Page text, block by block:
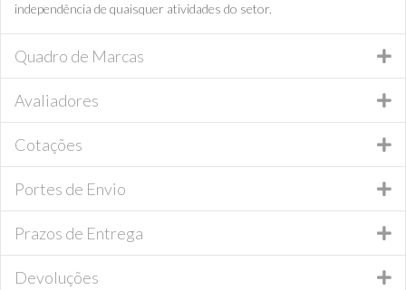
independência de quaisquer atividades do setor.
Quadro de Marcas
Avaliadores
Cotações
Portes de Envio
Prazos de Entrega
Devoluções